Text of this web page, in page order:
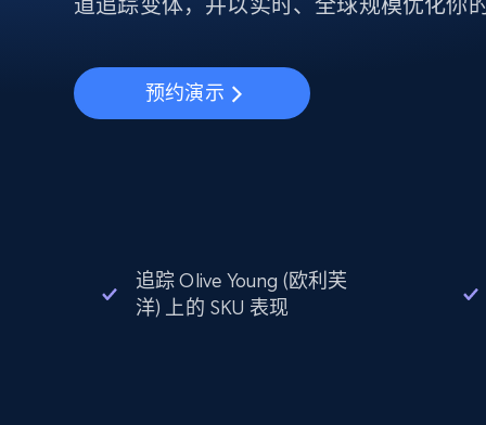
数据中心代理
用于数据获取的高速代理
起价
$5 $2.5/
ISP 代理
道追踪变体，并以实时、全球规模优化你
预约演示
追踪 Olive Young (欧利芙
洋) 上的 SKU 表现